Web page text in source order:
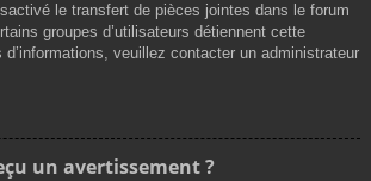
le transfert de pièces jointes dans le forum
groupes d’utilisateurs détiennent cette
veuillez contacter un administrateur
un avertissement ?